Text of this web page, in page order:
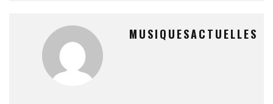
MUSIQUESACTUELLES